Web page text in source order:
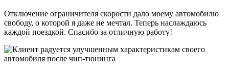
Отключение ограничителя скорости дало моему автомобилю
свободу, о которой я даже не мечтал. Теперь наслаждаюсь
каждой поездкой. Спасибо за отличную работу!